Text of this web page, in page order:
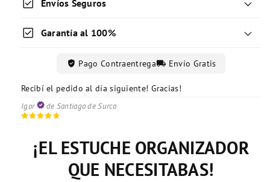
Envíos Seguros
check_box Garantía al 100%
verified_user Pago Contraentregalocal_shipping Envío Gratis
Recibí el pedido al día siguiente! Gracias!
Igor de Santiago de Surco
Excelente servicio de entrega!
Mayra de Lince
Recibí todo conforme y correctamente!
Vanessa de Magdalena
¡EL ESTUCHE ORGANIZADOR
QUE NECESITABAS!